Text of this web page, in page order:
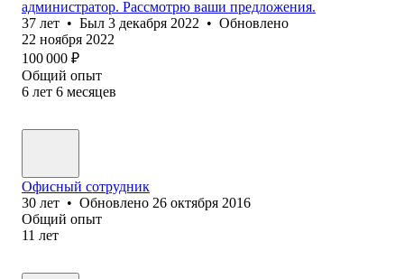
администратор. Рассмотрю ваши предложения.
37 лет • Был 3 декабря 2022 • Обновлено
22 ноября 2022
100 000 ₽
Общий опыт
6 лет 6 месяцев
Офисный сотрудник
30 лет • Обновлено 26 октября 2016
Общий опыт
11 лет